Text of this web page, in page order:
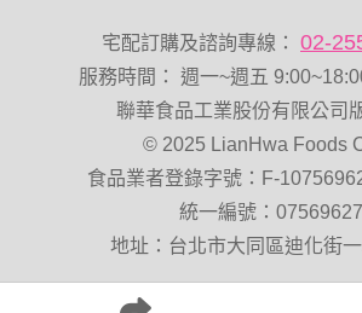
薯條 黑豆 蜜汁腰果 綜合堅果
全素卡迪那 薯條 香菜 魚 寶
萬歲牌 堅果小包裝活力
拜拜箱 脆片 波浪脆
卡廸那95℃薯條原味18克*5包
宅配訂購及諮詢專線： 02-
服務時間 ：
週一~週五
聯華食品工業股份有限公司
© 2025 LianHwa Foods
食品業者登錄字號：F-
統一編號：07569627
地址：台北市大同區迪化街